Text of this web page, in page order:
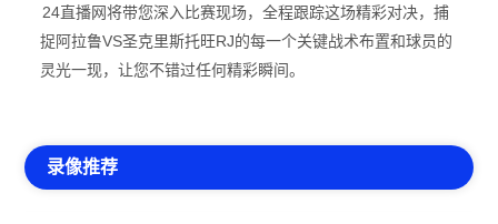
24直播网将带您深入比赛现场，全程跟踪这场精彩对决，捕
捉阿拉鲁VS圣克里斯托旺RJ的每一个关键战术布置和球员的
灵光一现，让您不错过任何精彩瞬间。
录像推荐